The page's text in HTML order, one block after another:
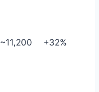
~11,200 +32%